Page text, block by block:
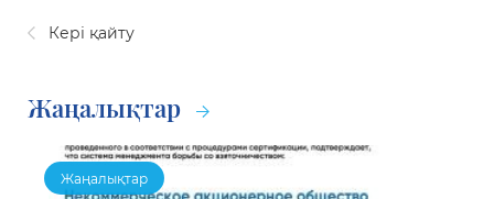
Кері қайту
Жаңалықтар
Жаңалықтар